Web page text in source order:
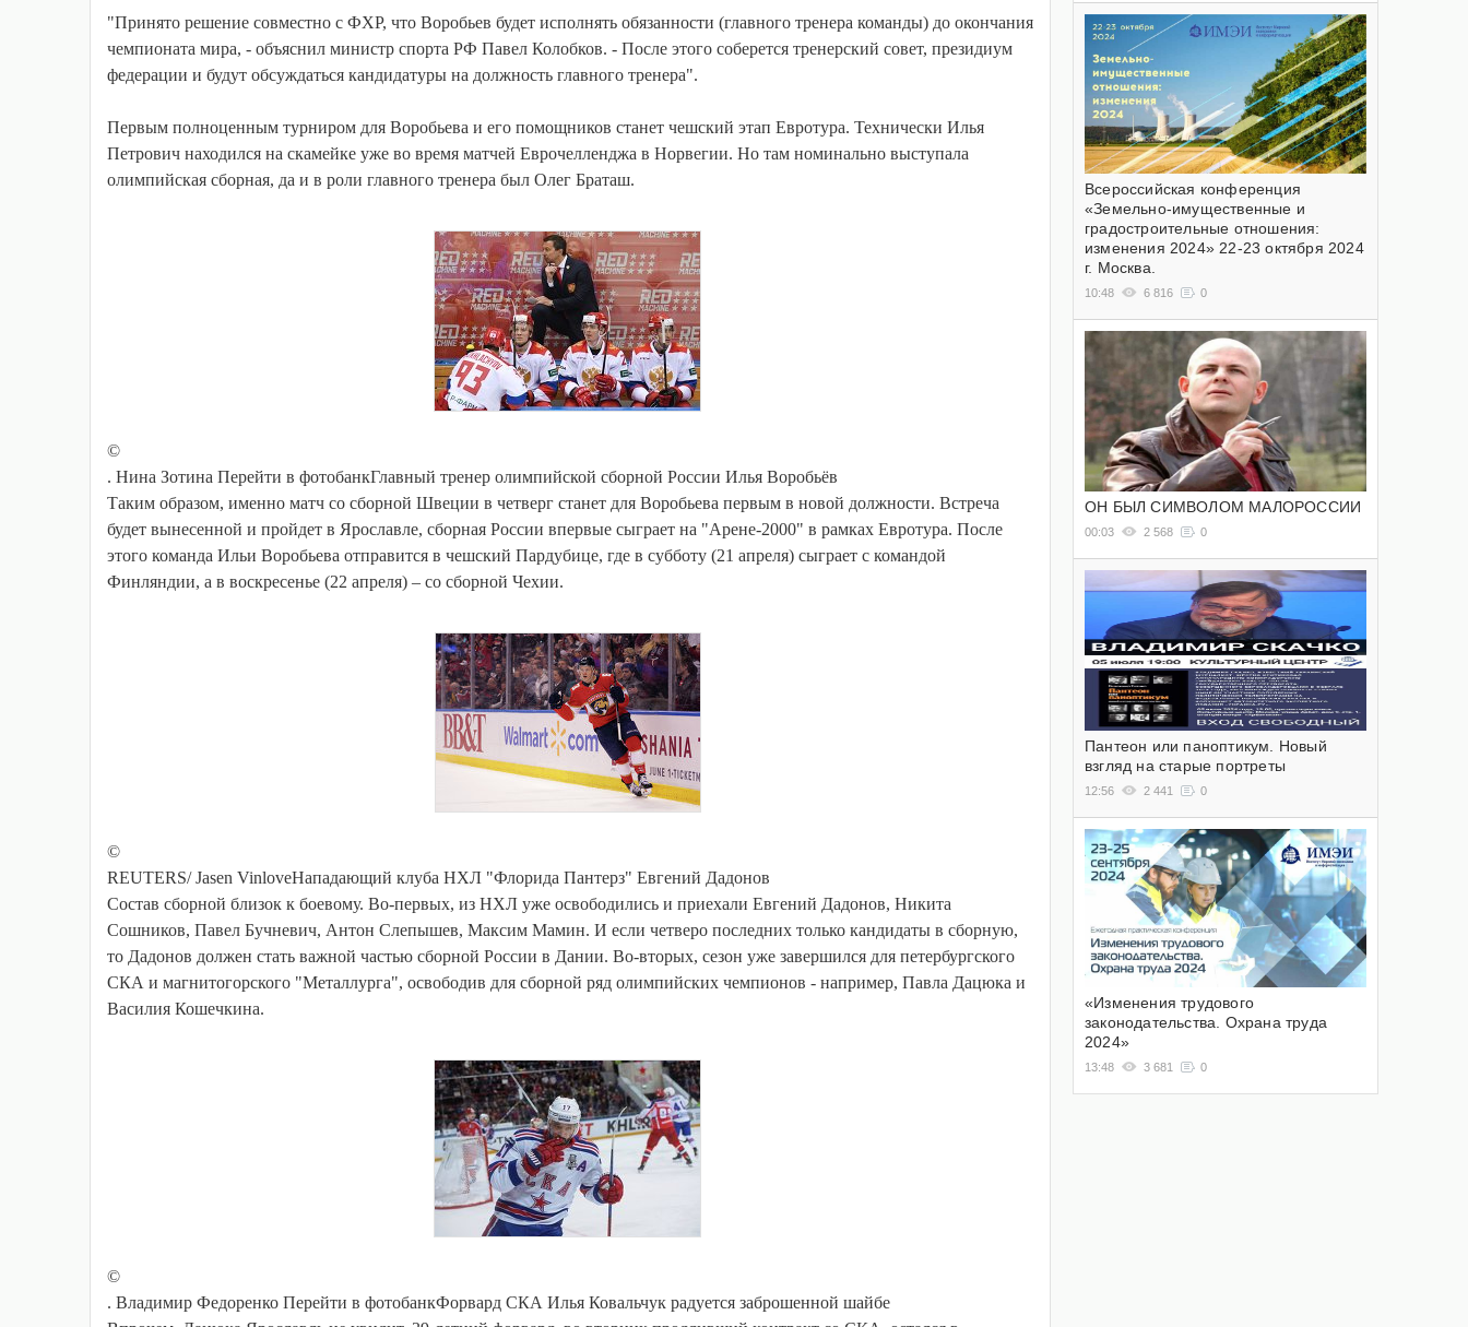
"Принято решение совместно с ФХР, что Воробьев будет исполнять обязанности (главного тренера команды) до окончания
чемпионата мира, - объяснил министр спорта РФ Павел Колобков. - После этого соберется тренерский совет, президиум
федерации и будут обсуждаться кандидатуры на должность главного тренера".
Первым полноценным турниром для Воробьева и его помощников станет чешский этап Евротура. Технически Илья
Петрович находился на скамейке уже во время матчей Еврочелленджа в Норвегии. Но там номинально выступала
олимпийская сборная, да и в роли главного тренера был Олег Браташ.
©
. Нина Зотина Перейти в фотобанкГлавный тренер олимпийской сборной России Илья Воробьёв
Таким образом, именно матч со сборной Швеции в четверг станет для Воробьева первым в новой должности. Встреча
будет вынесенной и пройдет в Ярославле, сборная России впервые сыграет на "Арене-2000" в рамках Евротура. После
этого команда Ильи Воробьева отправится в чешский Пардубице, где в субботу (21 апреля) сыграет с командой
Финляндии, а в воскресенье (22 апреля) – со сборной Чехии.
©
REUTERS/ Jasen VinloveНападающий клуба НХЛ "Флорида Пантерз" Евгений Дадонов
Состав сборной близок к боевому. Во-первых, из НХЛ уже освободились и приехали Евгений Дадонов, Никита
Сошников, Павел Бучневич, Антон Слепышев, Максим Мамин. И если четверо последних только кандидаты в сборную,
то Дадонов должен стать важной частью сборной России в Дании. Во-вторых, сезон уже завершился для петербургского
СКА и магнитогорского "Металлурга", освободив для сборной ряд олимпийских чемпионов - например, Павла Дацюка и
Василия Кошечкина.
©
. Владимир Федоренко Перейти в фотобанкФорвард СКА Илья Ковальчук радуется заброшенной шайбе
Всероссийская конференция
«Земельно-имущественные и
градостроительные отношения:
изменения 2024» 22-23 октября 2024
г. Москва.
10:48 6 816 0
ОН БЫЛ СИМВОЛОМ МАЛОРОССИИ
00:03 2 568 0
Пантеон или паноптикум. Новый
взгляд на старые портреты
12:56 2 441 0
«Изменения трудового
законодательства. Охрана труда
2024»
13:48 3 681 0